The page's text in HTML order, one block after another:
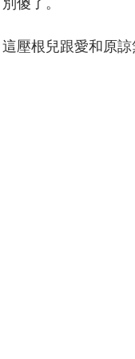
別傻了。
這壓根兒跟愛和原